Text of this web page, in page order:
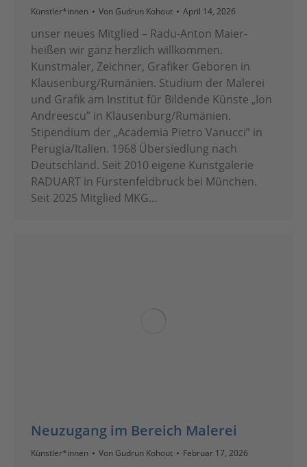
Künstler*innen Von Gudrun Kohout April 14, 2026
unser neues Mitglied – Radu-Anton Maier-
heißen wir ganz herzlich willkommen.
Kunstmaler, Zeichner, Grafiker Geboren in
Klausenburg/Rumänien. Studium der Malerei
und Grafik am Institut für Bildende Künste „Ion
Andreescu” in Klausenburg/Rumänien.
Stipendium der „Academia Pietro Vanucci” in
Perugia/Italien. 1968 Übersiedlung nach
Deutschland. Seit 2010 eigene Kunstgalerie
RADUART in Fürstenfeldbruck bei München.
Seit 2025 Mitglied MKG…
Neuzugang im Bereich Malerei
Künstler*innen Von Gudrun Kohout Februar 17, 2026